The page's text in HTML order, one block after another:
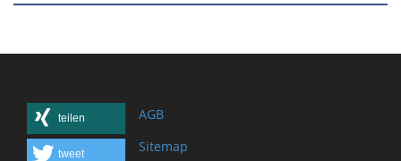
teilen
tweet
AGB
Sitemap